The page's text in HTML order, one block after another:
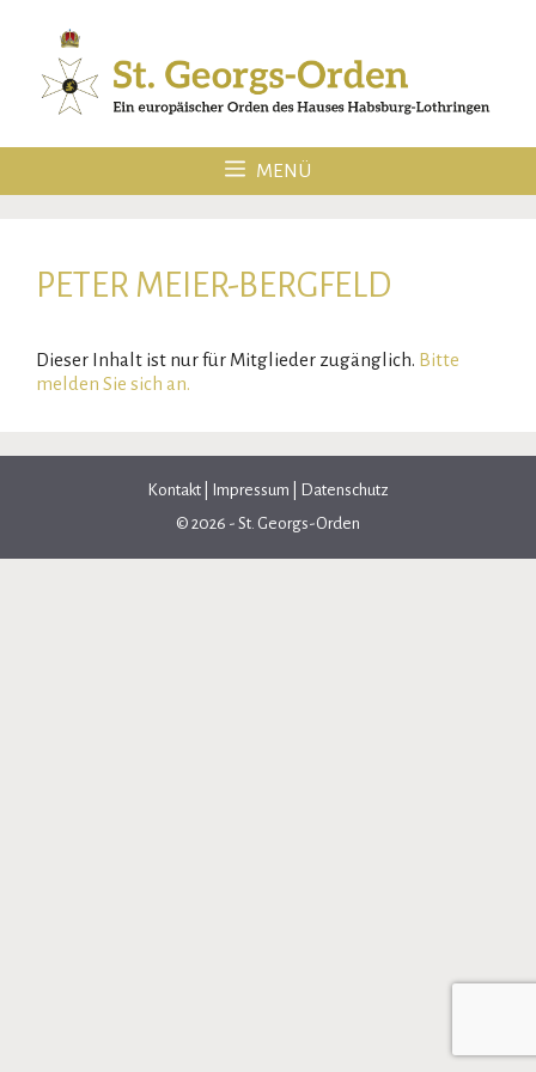
springen
MENÜ
PETER MEIER-BERGFELD
Dieser Inhalt ist nur für Mitglieder zugänglich. Bitte
melden Sie sich an.
Kontakt Impressum
Datenschutz
© 2026 - St. Georgs-Orden